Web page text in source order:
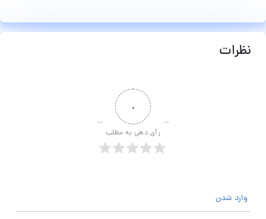
نظرات
۰
رأی دهی به مطلب
وارد شدن